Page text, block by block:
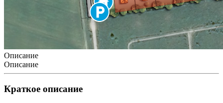
Описание
Описание
Краткое описание